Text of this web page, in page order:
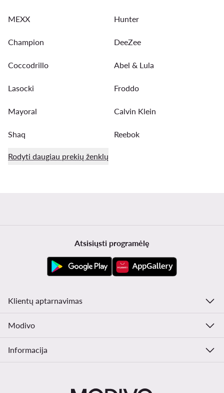
MEXX Hunter
Champion DeeZee
Coccodrillo Abel & Lula
Lasocki Froddo
Mayoral Calvin Klein
Shaq Reebok
Rodyti daugiau prekių ženklų
Atsisiųsti programėlę
Klientų aptarnavimas
Modivo
Informacija